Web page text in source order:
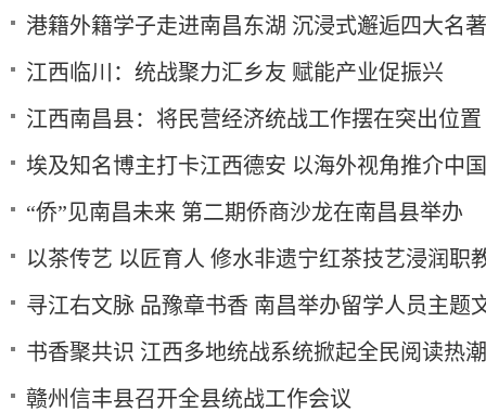
港籍外籍学子走进南昌东湖 沉浸式邂逅四大名
江西临川：统战聚力汇乡友 赋能产业促振兴
江西南昌县：将民营经济统战工作摆在突出位
埃及知名博主打卡江西德安 以海外视角推介中
“侨”见南昌未来 第二期侨商沙龙在南昌县举办
以茶传艺 以匠育人 修水非遗宁红茶技艺浸润职
寻江右文脉 品豫章书香 南昌举办留学人员主题
书香聚共识 江西多地统战系统掀起全民阅读热潮
赣州信丰县召开全县统战工作会议